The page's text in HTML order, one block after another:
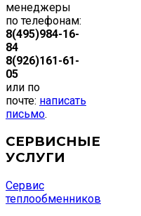
менеджеры
по телефонам:
8(495)984-16-
84
8(926)161-61-
05
или по
почте: написать
письмо.
СЕРВИСНЫЕ
УСЛУГИ
Сервис
теплообменников